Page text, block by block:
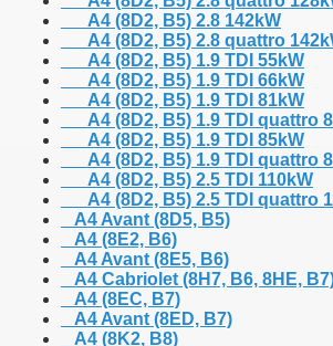
A4 (8D2, B5) 2.8 142kW
A4 (8D2, B5) 2.8 quattro
A4 (8D2, B5) 1.9 TDI 55kW
A4 (8D2, B5) 1.9 TDI 66kW
A4 (8D2, B5) 1.9 TDI 81kW
A4 (8D2, B5) 1.9 TDI quattro
A4 (8D2, B5) 1.9 TDI 85kW
A4 (8D2, B5) 1.9 TDI quattro
A4 (8D2, B5) 2.5 TDI 110kW
A4 (8D2, B5) 2.5 TDI quattro
A4 Avant (8D5, B5)
A4 (8E2, B6)
A4 Avant (8E5, B6)
A4 Cabriolet (8H7, B6, 8HE,
A4 (8EC, B7)
A4 Avant (8ED, B7)
A4 (8K2, B8)